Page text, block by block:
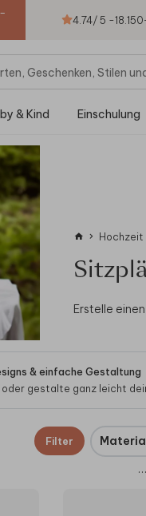
4.74/ 5 -18.150
& Kind Einschulung
Hochzeit
Erstelle
& einfache Gestaltung
gestalte ganz leicht
Filter Material
…